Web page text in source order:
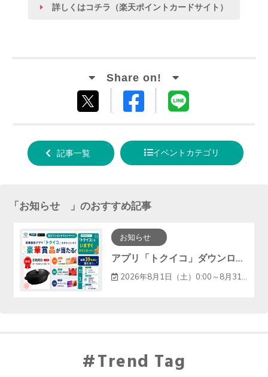
詳しくはコチラ（楽天ポイントカードサイト）
する
Facebook
る
記事一覧 イベントカテゴリ
「お知らせ 」のおすすめ記事
お知らせ
アプリ「トクイコ」ダウンロードで豪華賞品が当たる！
2026年8月1日（土）0:00～8月31日（月）23:59
Trend Tag